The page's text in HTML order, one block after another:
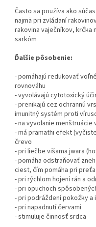
Často sa používa ako
najmä pri zvládaní
rakovina vaječníkov, krčka
sarkóm
Ďalšie pôsobenie:
- pomáhajú redukovať
rovnováhu
- vyvolávajú cytotoxický
- prenikajú cez ochrannú
imunitný systém proti
- na vyvolanie menštruácie
- má pramathi efekt
črevo
- pri liečbe višama jwara
- pomáha odstraňovať
ciest, čím pomáha pri
- pri rýchlom hojení rán a
- pri opuchoch
- pri podráždení pokožky a
- pri napadnutí červami
- stimuluje činnosť srdca